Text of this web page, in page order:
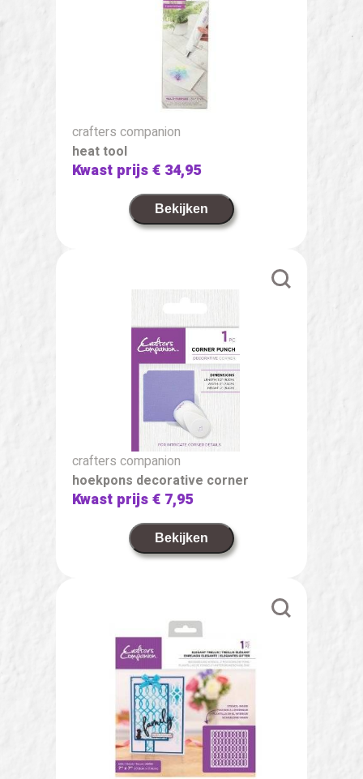
crafters companion
heat tool
Kwast prijs€ 34,95
Bekijken
crafters companion
hoekpons decorative corner
Kwast prijs€ 7,95
Bekijken